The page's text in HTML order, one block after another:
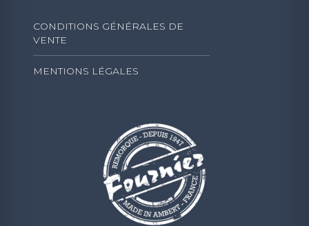
CONDITIONS GÉNÉRALES DE
VENTE
MENTIONS LÉGALES